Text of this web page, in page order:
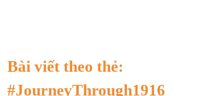
Bài viết theo thẻ:
#JourneyThrough1916